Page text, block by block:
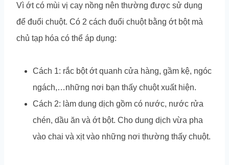
Vì ớt có mùi vị cay nồng nên thường được sử dụng
để đuổi chuột. Có 2 cách đuổi chuột bằng ớt bột mà
chủ tạp hóa có thể áp dụng:
Cách 1: rắc bột ớt quanh cửa hàng, gầm kệ, ngóc
ngách,…những nơi bạn thấy chuột xuất hiện.
Cách 2: làm dung dịch gồm có nước, nước rửa
chén, dầu ăn và ớt bột. Cho dung dịch vừa pha
vào chai và xịt vào những nơi thường thấy chuột.